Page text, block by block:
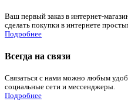
Ваш первый заказ в интернет-
сделать покупки в интернете
Подробнее
Всегда на связи
Связаться с нами можно любым
социальные сети и мессенджеры.
Подробнее